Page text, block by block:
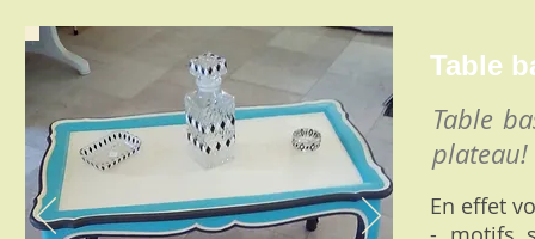
Table
plateau!
En effet
Table